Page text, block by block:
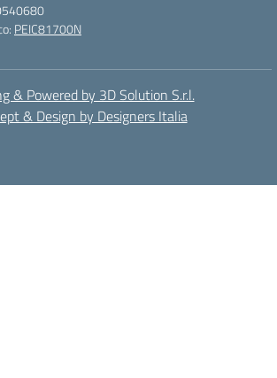
PEIC81700N
& Powered by 3D Solution S.r.l.
& Design by Designers Italia